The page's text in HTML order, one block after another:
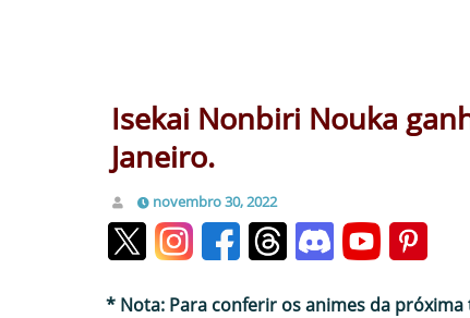
Isekai Nonbiri Nouka
Janeiro.
novembro 30, 2022
* Nota: Para conferir os animes da